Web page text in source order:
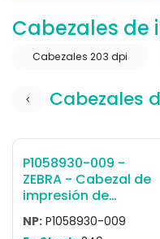
Cabezales de
Cabezales 203 dpi
Cabezales
P1058930-009 -
ZEBRA - Cabezal de
impresión de
transferencia
térmica Cabezal de
NP: P1058930-009